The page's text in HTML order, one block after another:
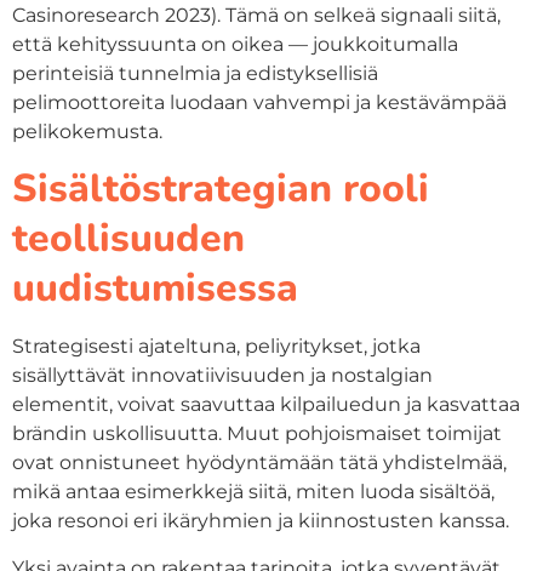
Casinoresearch 2023). Tämä on selkeä signaali siitä,
että kehityssuunta on oikea — joukkoitumalla
perinteisiä tunnelmia ja edistyksellisiä
pelimoottoreita luodaan vahvempi ja kestävämpää
pelikokemusta.
Sisältöstrategian rooli
teollisuuden
uudistumisessa
Strategisesti ajateltuna, peliyritykset, jotka
sisällyttävät innovatiivisuuden ja nostalgian
elementit, voivat saavuttaa kilpailuedun ja kasvattaa
brändin uskollisuutta. Muut pohjoismaiset toimijat
ovat onnistuneet hyödyntämään tätä yhdistelmää,
mikä antaa esimerkkejä siitä, miten luoda sisältöä,
joka resonoi eri ikäryhmien ja kiinnostusten kanssa.